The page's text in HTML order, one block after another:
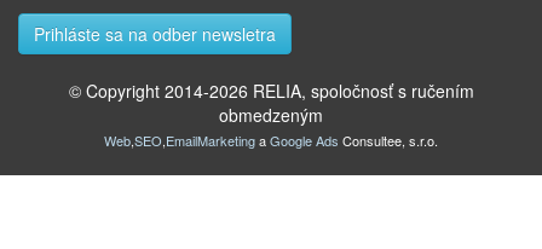
© Copyright 2014-2026 RELIA, spoločnosť s ručením
obmedzeným
Web,SEO,EmailMarketingaGoogle Ads Consultee, s.r.o.